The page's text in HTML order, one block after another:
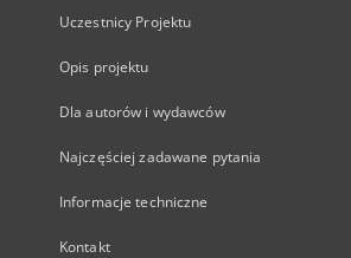
Uczestnicy Projektu
Opis projektu
Dla autorów i wydawców
Najczęściej zadawane pytania
Informacje techniczne
Kontakt